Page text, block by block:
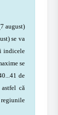
august)
se va
indicele
se
de
că
regiunile